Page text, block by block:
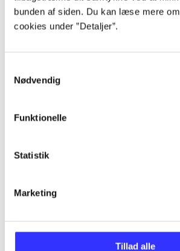
bunden af siden. Du kan læse mere
cookies under ”Detaljer”.
Nødvendig
Funktionelle
Statistik
Marketing
Tillad alle
Udgivet i undefined. Værkerne er grupperet
Udgivet i undefined . Værkerne er grupperet